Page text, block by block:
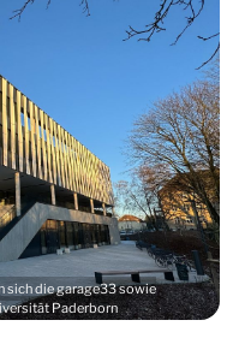
sich die garage33 sowie
Paderborn